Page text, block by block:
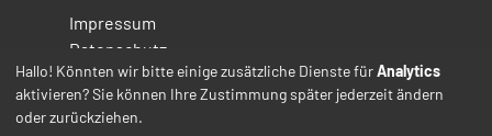
Impressum
Datenschutz
Cookies
Hallo! Könnten wir bitte einige zusätzliche Dienste fürAnalytics
aktivieren? Sie können Ihre Zustimmung später jederzeit ändern
oder zurückziehen.